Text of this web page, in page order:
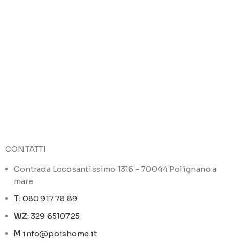
CONTATTI
Contrada Locosantissimo 1316 - 70044 Polignano a
mare
T: 080 917 78 89
WZ: 329 6510725
M info@poishome.it